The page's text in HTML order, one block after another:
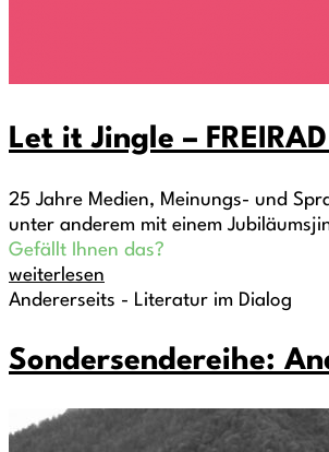
Let it Jingle –
25 Jahre Medien, Meinungs- und
unter anderem mit einem
Gefällt Ihnen das?
weiterlesen
Andererseits - Literatur im Dialog
Sondersendereihe: